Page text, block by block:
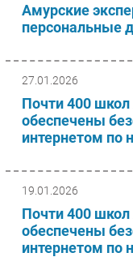
Амурские
персональные
27.01.2026
Почти 400 школ
обеспечены
интернетом по
19.01.2026
Почти 400 школ
обеспечены
интернетом по